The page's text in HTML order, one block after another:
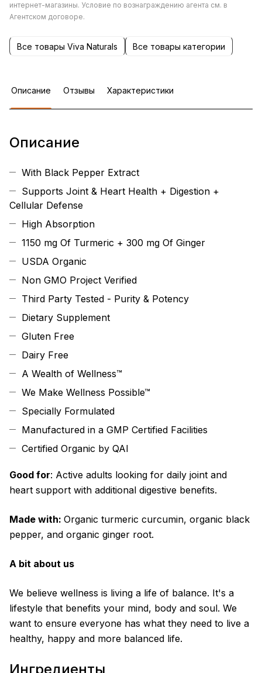
интернет-магазины. Условие по вознаграждению агента см. в
Агентском договоре.
Все товары Viva Naturals Все товары категории
Описание Отзывы Характеристики
Описание
With Black Pepper Extract
Supports Joint & Heart Health + Digestion +
Cellular Defense
High Absorption
1150 mg Of Turmeric + 300 mg Of Ginger
USDA Organic
Non GMO Project Verified
Third Party Tested - Purity & Potency
Dietary Supplement
Gluten Free
Dairy Free
A Wealth of Wellness™
We Make Wellness Possible™
Specially Formulated
Manufactured in a GMP Certified Facilities
Certified Organic by QAI
Good for: Active adults looking for daily joint and
heart support with additional digestive benefits.
Made with: Organic turmeric curcumin, organic black
pepper, and organic ginger root.
A bit about us
We believe wellness is living a life of balance. It's a
lifestyle that benefits your mind, body and soul. We
want to ensure everyone has what they need to live a
healthy, happy and more balanced life.
Ингредиенты